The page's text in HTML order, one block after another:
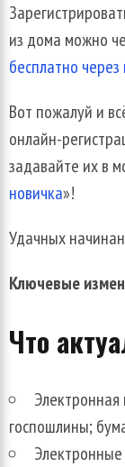
из дома можно
бесплатно
Вот пожалуй и
онлайн-
задавайте их в
новичка»!
Удачных
Ключевые
Что
госпошлины;